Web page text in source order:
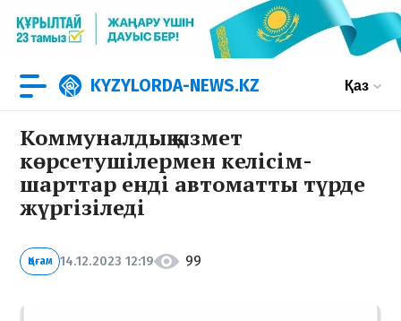
KYZYLORDA-NEWS.KZ Қаз
Коммуналдық қызмет
көрсетушілермен келісім-
шарттар енді автоматты түрде
жүргізіледі
Қоғам 14.12.2023 12:19 99